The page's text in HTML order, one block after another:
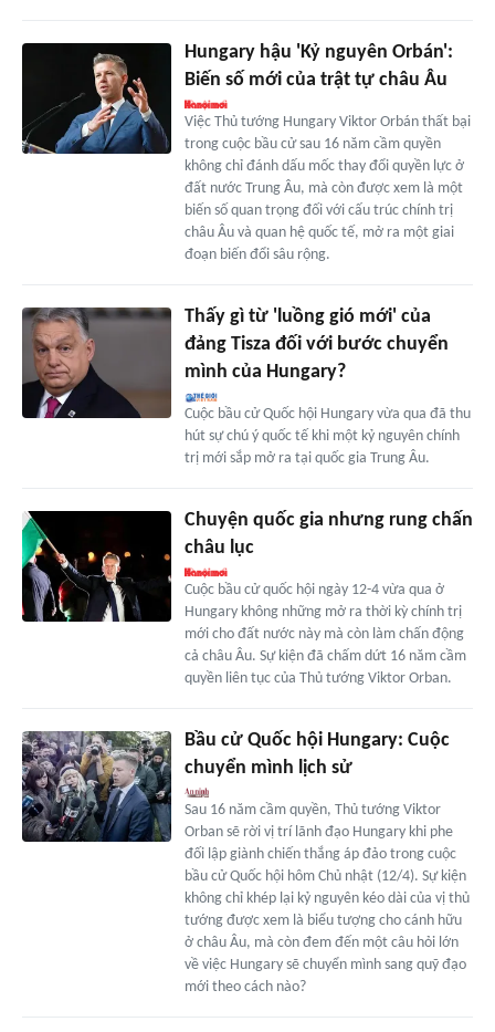
Hungary hậu 'Kỷ nguyên Orbán':
Biến số mới của trật tự châu Âu
Việc Thủ tướng Hungary Viktor Orbán thất bại
trong cuộc bầu cử sau 16 năm cầm quyền
không chỉ đánh dấu mốc thay đổi quyền lực ở
đất nước Trung Âu, mà còn được xem là một
biến số quan trọng đối với cấu trúc chính trị
châu Âu và quan hệ quốc tế, mở ra một giai
đoạn biến đổi sâu rộng.
Thấy gì từ 'luồng gió mới' của
đảng Tisza đối với bước chuyển
mình của Hungary?
Cuộc bầu cử Quốc hội Hungary vừa qua đã thu
hút sự chú ý quốc tế khi một kỷ nguyên chính
trị mới sắp mở ra tại quốc gia Trung Âu.
Chuyện quốc gia nhưng rung chấn
châu lục
Cuộc bầu cử quốc hội ngày 12-4 vừa qua ở
Hungary không những mở ra thời kỳ chính trị
mới cho đất nước này mà còn làm chấn động
cả châu Âu. Sự kiện đã chấm dứt 16 năm cầm
quyền liên tục của Thủ tướng Viktor Orban.
Bầu cử Quốc hội Hungary: Cuộc
chuyển mình lịch sử
Sau 16 năm cầm quyền, Thủ tướng Viktor
Orban sẽ rời vị trí lãnh đạo Hungary khi phe
đối lập giành chiến thắng áp đảo trong cuộc
bầu cử Quốc hội hôm Chủ nhật (12/4). Sự kiện
không chỉ khép lại kỷ nguyên kéo dài của vị thủ
tướng được xem là biểu tượng cho cánh hữu
ở châu Âu, mà còn đem đến một câu hỏi lớn
về việc Hungary sẽ chuyển mình sang quỹ đạo
mới theo cách nào?